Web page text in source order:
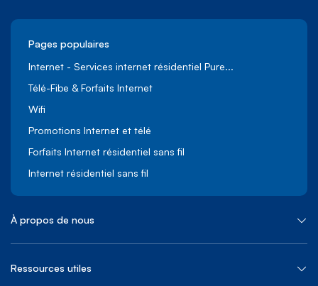
Pages populaires
Internet - Services internet résidentiel Pure...
Télé-Fibe & Forfaits Internet
Wifi
Promotions Internet et télé
Forfaits Internet résidentiel sans fil
Internet résidentiel sans fil
À propos de nous
Ressources utiles